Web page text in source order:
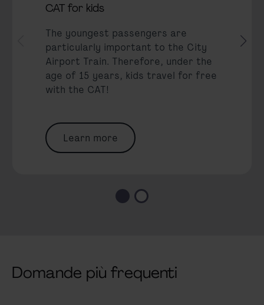
CAT for kids
The youngest passengers are
particularly important to the City
Airport Train. Therefore, under the
age of 15 years, kids travel for free
with the CAT!
Learn more
Domande più frequenti